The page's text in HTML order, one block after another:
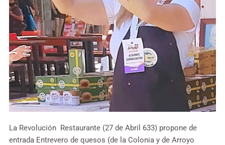
La Revolución Restaurante (27 de Abril 633) propone de
entrada Entrevero de quesos (de la Colonia y de Arroyo